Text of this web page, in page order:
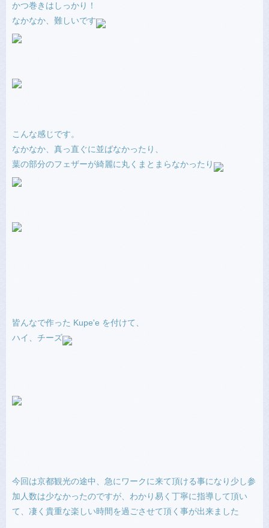
かつ巻きはしっかり！
なかなか、難しいです
こんな感じです。
なかなか、真っ直ぐに並ばなかったり、
葉の部分のフェザーが綺麗に丸くまとまらなかったり
皆んなで作った Kupe'e を付けて、
ハイ、チーズ
今回は京都観光の途中、急にワークに来て頂ける事になり少し参
加人数は少なかったのですが、わかり易く丁寧に指導して頂い
て、凄く貴重な楽しい時間を過ごさせて頂く事が出来ました